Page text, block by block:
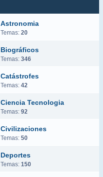
Astronomia
Temas: 20
Biográficos
Temas: 346
Catástrofes
Temas: 42
Ciencia Tecnologia
Temas: 92
Civilizaciones
Temas: 50
Deportes
Temas: 150